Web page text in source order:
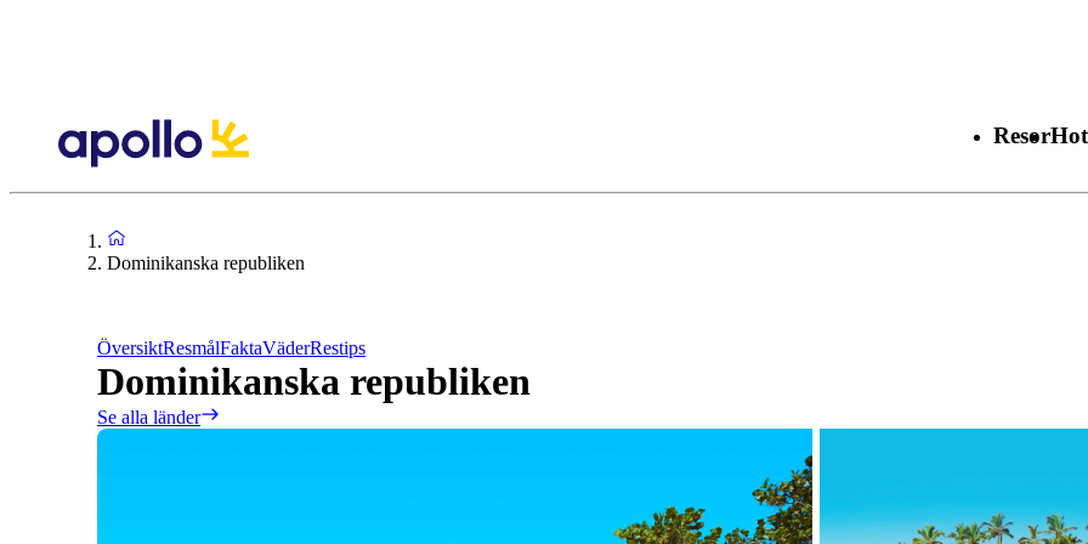
Resor
Dominikanska republiken
ÖversiktResmålFaktaVäderRestips
Dominikanska republiken
Se alla länder